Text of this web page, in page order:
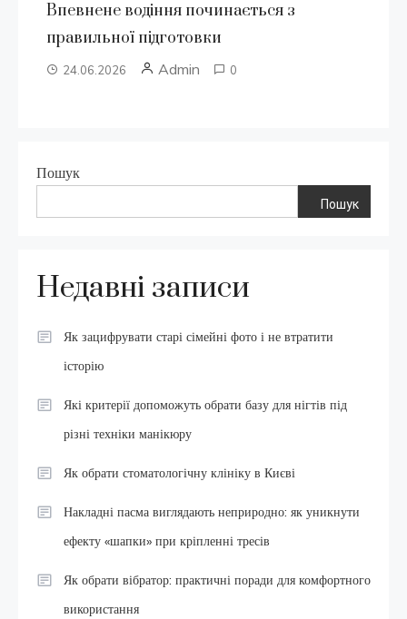
Впевнене водіння починається з
правильної підготовки
24.06.2026 Admin 0
Пошук
Пошук
Недавні записи
Як зацифрувати старі сімейні фото і не втратити
історію
Які критерії допоможуть обрати базу для нігтів під
різні техніки манікюру
Як обрати стоматологічну клініку в Києві
Накладні пасма виглядають неприродно: як уникнути
ефекту «шапки» при кріпленні тресів
Як обрати вібратор: практичні поради для комфортного
використання